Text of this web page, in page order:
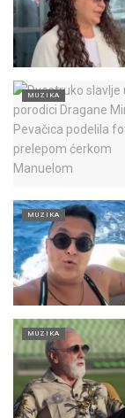
MUZIKA
MUZIKA
MUZIKA